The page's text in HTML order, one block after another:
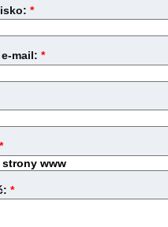
*
mail: *
*
*